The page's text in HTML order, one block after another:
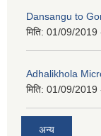
Dansangu to
मिति: 01/09/2019
Adhalikhola
मिति: 01/09/2019
अन्य